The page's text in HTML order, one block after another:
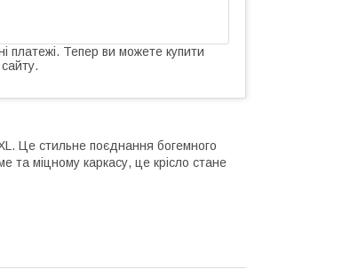
платежі. Тепер ви можете купити
Це стильне поєднання богемного
та міцному каркасу, це крісло стане